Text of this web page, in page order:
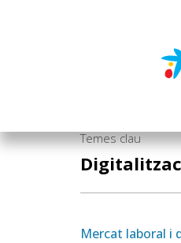
Temes clau
Mercat laboral i